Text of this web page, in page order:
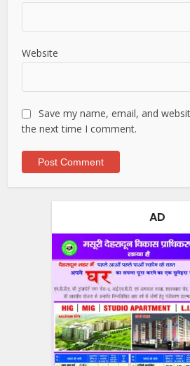
Website
Save my name, email, and
the next time I comment.
AD